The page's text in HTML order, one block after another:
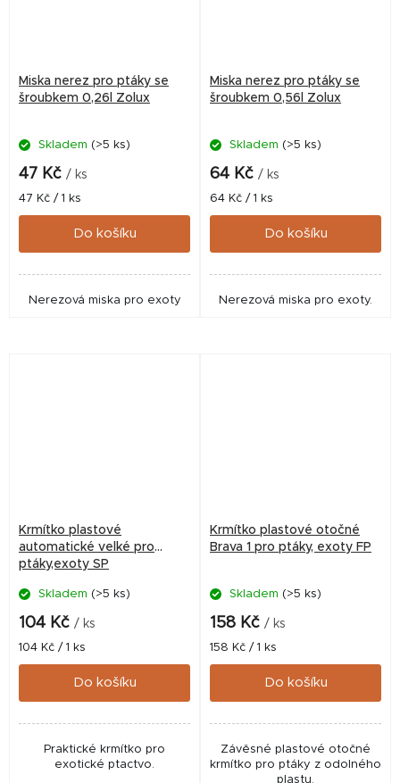
Miska nerez pro ptáky se
šroubkem 0,26l Zolux
Skladem (>5 ks)
47 Kč / ks
Měrná
cena:
47 Kč / 1 ks
Do košíku
Nerezová miska pro exoty
Miska nerez pro ptáky se
šroubkem 0,56l Zolux
Skladem (>5 ks)
64 Kč / ks
Měrná
cena:
64 Kč / 1 ks
Do košíku
Nerezová miska pro exoty.
Krmítko plastové
automatické velké pro
ptáky,exoty SP
Skladem (>5 ks)
104 Kč / ks
Měrná
cena:
104 Kč / 1 ks
Do košíku
Praktické krmítko pro
exotické ptactvo.
Krmítko plastové otočné
Brava 1 pro ptáky, exoty FP
Skladem (>5 ks)
158 Kč / ks
Měrná
cena:
158 Kč / 1 ks
Do košíku
Závěsné plastové otočné
krmítko pro ptáky z odolného
plastu.